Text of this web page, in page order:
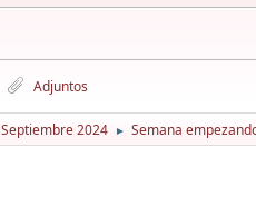
Adjuntos
Septiembre 2024 ► Semana